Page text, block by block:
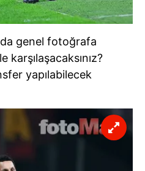
genel fotoğrafa
karşılaşacaksınız?
yapılabilecek